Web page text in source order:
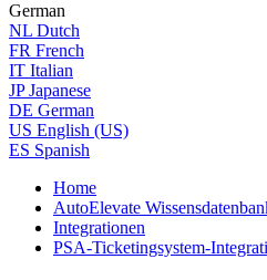
German
NL Dutch
FR French
IT Italian
JP Japanese
DE German
US English (US)
ES Spanish
Home
AutoElevate
Integrationen
PSA-Ticketingsystem-